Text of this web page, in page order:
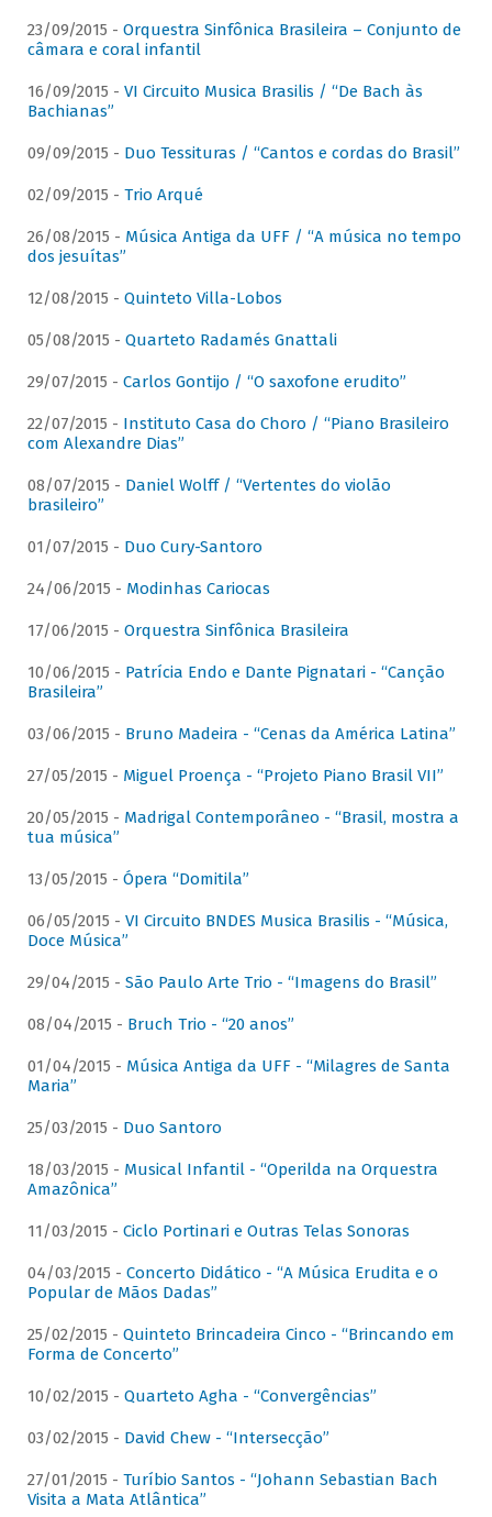
23/09/2015 - Orquestra Sinfônica Brasileira – Conjunto de
câmara e coral infantil
16/09/2015 - VI Circuito Musica Brasilis / “De Bach às
Bachianas”
09/09/2015 - Duo Tessituras / “Cantos e cordas do Brasil”
02/09/2015 - Trio Arqué
26/08/2015 - Música Antiga da UFF / “A música no tempo
dos jesuítas”
12/08/2015 - Quinteto Villa-Lobos
05/08/2015 - Quarteto Radamés Gnattali
29/07/2015 - Carlos Gontijo / “O saxofone erudito”
22/07/2015 - Instituto Casa do Choro / “Piano Brasileiro
com Alexandre Dias”
08/07/2015 - Daniel Wolff / “Vertentes do violão
brasileiro”
01/07/2015 - Duo Cury-Santoro
24/06/2015 - Modinhas Cariocas
17/06/2015 - Orquestra Sinfônica Brasileira
10/06/2015 - Patrícia Endo e Dante Pignatari - “Canção
Brasileira”
03/06/2015 - Bruno Madeira - “Cenas da América Latina”
27/05/2015 - Miguel Proença - “Projeto Piano Brasil VII”
20/05/2015 - Madrigal Contemporâneo - “Brasil, mostra a
tua música”
13/05/2015 - Ópera “Domitila”
06/05/2015 - VI Circuito BNDES Musica Brasilis - “Música,
Doce Música”
29/04/2015 - São Paulo Arte Trio - “Imagens do Brasil”
08/04/2015 - Bruch Trio - “20 anos”
01/04/2015 - Música Antiga da UFF - “Milagres de Santa
Maria”
25/03/2015 - Duo Santoro
18/03/2015 - Musical Infantil - “Operilda na Orquestra
Amazônica”
11/03/2015 - Ciclo Portinari e Outras Telas Sonoras
04/03/2015 - Concerto Didático - “A Música Erudita e o
Popular de Mãos Dadas”
25/02/2015 - Quinteto Brincadeira Cinco - “Brincando em
Forma de Concerto”
10/02/2015 - Quarteto Agha - “Convergências”
03/02/2015 - David Chew - “Intersecção”
27/01/2015 - Turíbio Santos - “Johann Sebastian Bach
Visita a Mata Atlântica”